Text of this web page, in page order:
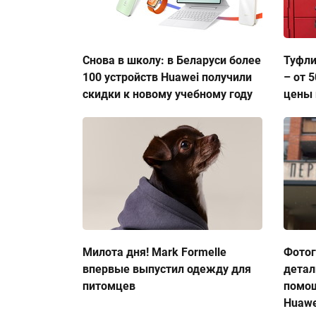
Снова в школу: в Беларуси более
100 устройств Huawei получили
скидки к новому учебному году
– от
цены
Милота дня! Mark Formelle
впервые выпустил одежду для
питомцев